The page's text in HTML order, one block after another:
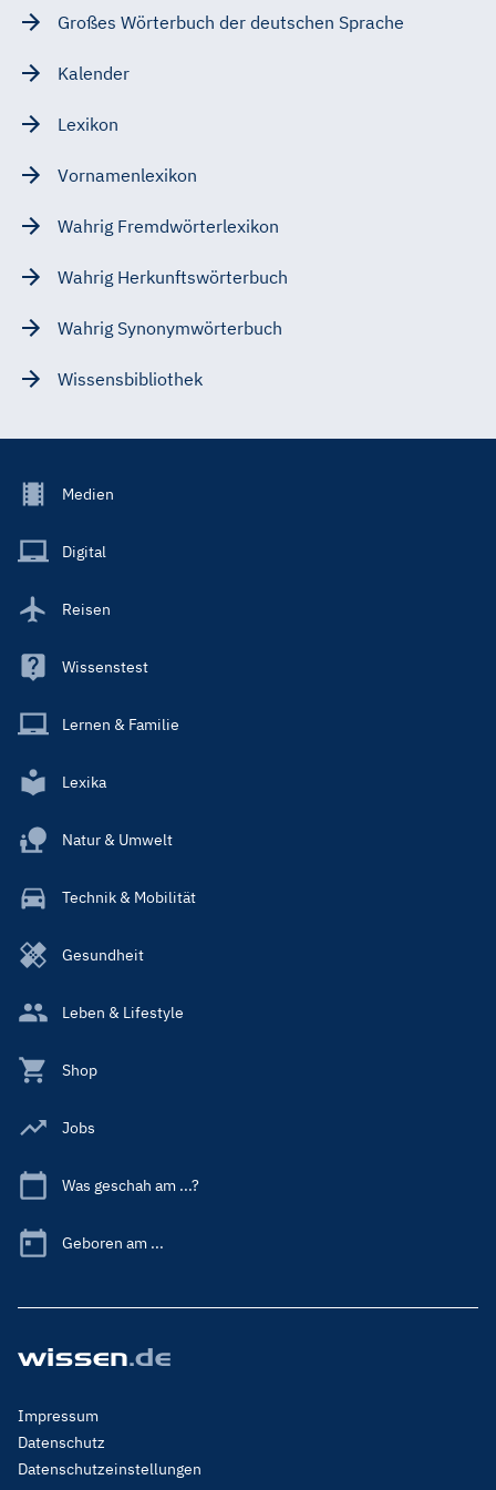
Großes Wörterbuch der deutschen Sprache
Kalender
Lexikon
Vornamenlexikon
Wahrig Fremdwörterlexikon
Wahrig Herkunftswörterbuch
Wahrig Synonymwörterbuch
Wissensbibliothek
Footer
Main
Medien
Digital
Reisen
Wissenstest
Lernen & Familie
Lexika
Natur & Umwelt
Technik & Mobilität
Gesundheit
Leben & Lifestyle
Shop
Jobs
Was geschah am ...?
Geboren am ...
Footer
Menu
Legal
Impressum
Datenschutz
Datenschutzeinstellungen